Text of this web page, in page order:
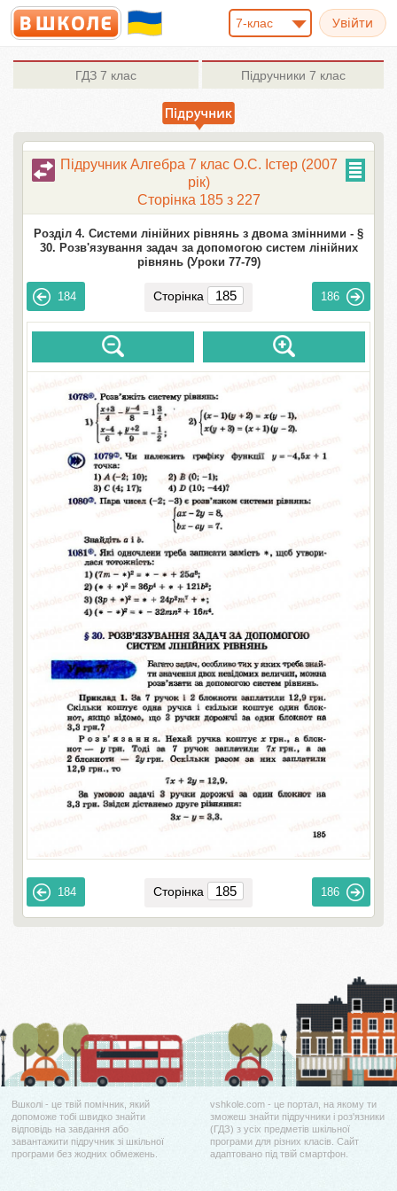
7-клас
ГДЗ 7 клас Підручники 7 клас
Підручник Алгебра 7 клас О.С. Істер (2007
рік)
Сторінка 185 з 227
Розділ 4. Системи лінійних рівнянь з двома змінними - §
30. Розв'язування задач за допомогою систем лінійних
рівнянь (Уроки 77-79)
184 Сторінка 186
184 Сторінка 186
Вшколі - це твій помічник, який
допоможе тобі швидко знайти
відповідь на завдання або
завантажити підручник зі шкільної
програми без жодних обмежень.
vshkole.com - це портал, на якому ти
зможеш знайти підручники і роз'язники
(ГДЗ) з усіх предметів шкільної
програми для різних класів. Сайт
адаптовано під твій смартфон.